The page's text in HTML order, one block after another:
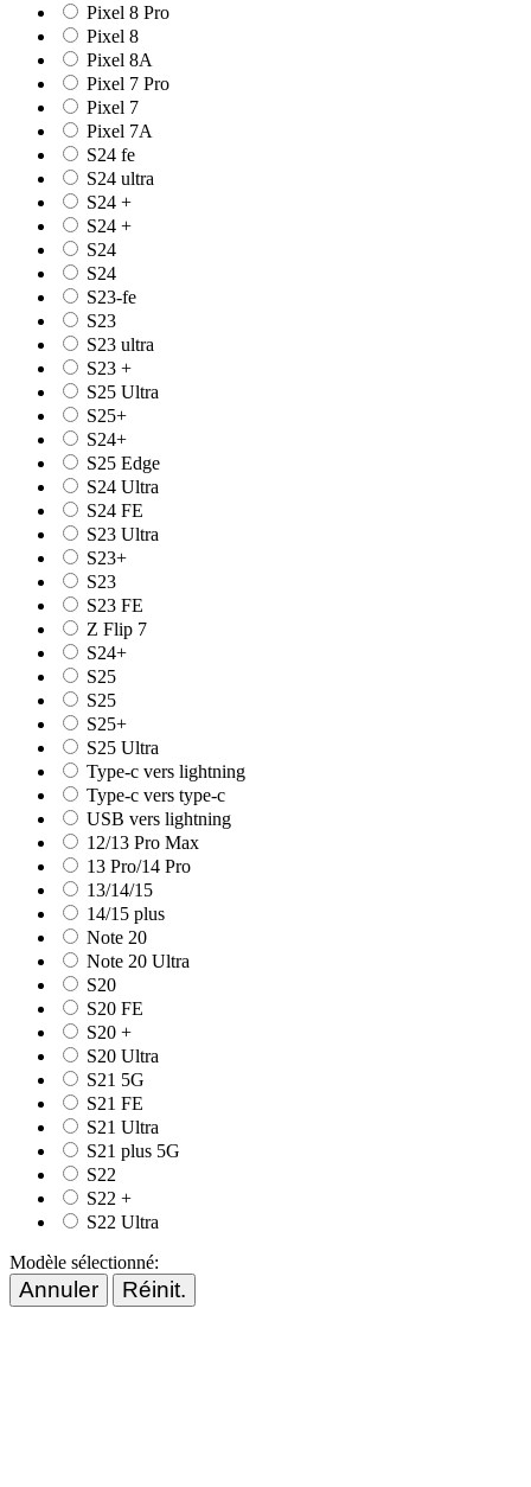
Pixel 8 Pro
Pixel 8
Pixel 8A
Pixel 7 Pro
Pixel 7
Pixel 7A
S24 fe
S24 ultra
S24 +
S24 +
S24
S24
S23-fe
S23
S23 ultra
S23 +
S25 Ultra
S25+
S24+
S25 Edge
S24 Ultra
S24 FE
S23 Ultra
S23+
S23
S23 FE
Z Flip 7
S24+
S25
S25
S25+
S25 Ultra
Type-c vers lightning
Type-c vers type-c
USB vers lightning
12/13 Pro Max
13 Pro/14 Pro
13/14/15
14/15 plus
Note 20
Note 20 Ultra
S20
S20 FE
S20 +
S20 Ultra
S21 5G
S21 FE
S21 Ultra
S21 plus 5G
S22
S22 +
S22 Ultra
Modèle sélectionné:
Annuler Réinit.